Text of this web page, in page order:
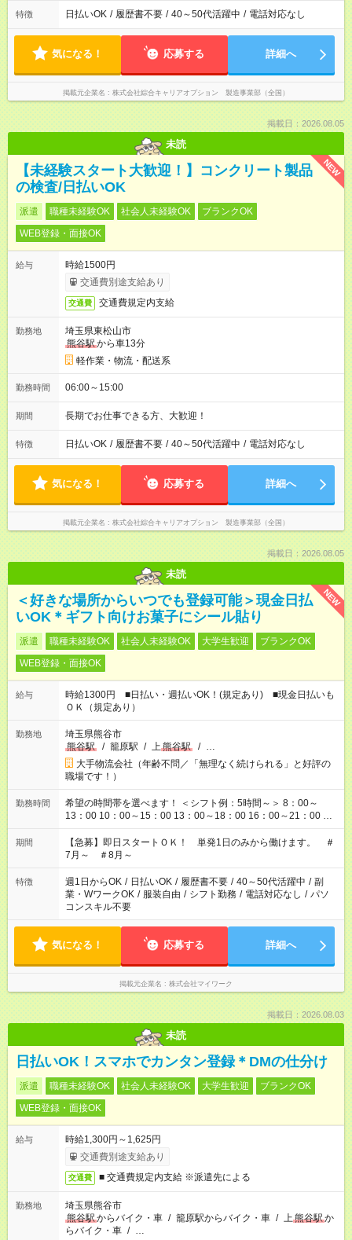
特徴 日払いOK / 履歴書不要 / 40～50代活躍中 / 電話対応なし
気になる！ 応募する 詳細へ
掲載元企業名 株式会社綜合キャリアオプション 製造事業部（全国）
掲載日：2026.08.05
未読
NEW
【未経験スタート大歓迎！】コンクリート製品
の検査/日払いOK
派遣 職種未経験OK 社会人未経験OK
ブランクOK
WEB登録・面接OK
給与
時給1500円
交通費別途支給あり
交通費 交通費規定内支給
勤務地
埼玉県東松山市
熊谷駅から車13分
軽作業・物流・配送系
勤務時間 06:00～15:00
期間 長期でお仕事できる方、大歓迎！
特徴 日払いOK / 履歴書不要 / 40～50代活躍中 / 電話対応なし
気になる！ 応募する 詳細へ
掲載元企業名 株式会社綜合キャリアオプション 製造事業部（全国）
掲載日：2026.08.05
未読
NEW
＜好きな場所からいつでも登録可能＞現金日払
いOK＊ギフト向けお菓子にシール貼り
派遣 職種未経験OK 社会人未経験OK 大学生歓迎
ブランクOK
WEB登録・面接OK
給与
時給1300円 ■日払い・週払いOK！(規定あり) ■現金日払いも
ＯＫ（規定あり）
勤務地
埼玉県熊谷市
熊谷駅
/ 籠原駅 / 上熊谷駅 / …
大手物流会社（年齢不問／「無理なく続けられる」と好評の
職場です！）
勤務時間
希望の時間帯を選べます！ ＜シフト例：5時間～＞ 8：00～
13：00 10：00～15：00 13：00～18：00 16：00～21：00 ＜
シフト例：8時間～＞ ・10：00～19：00 ・13：00～22：00 ・
22：00～翌6：00 など！是非ご希望をお聞かせください！
期間
【急募】即日スタートＯＫ！ 単発1日のみから働けます。 ＃
7月～ ＃8月～
特徴 週1日からOK / 日払いOK / 履歴書不要 / 40～50代活躍中 / 副
業・WワークOK / 服装自由 / シフト勤務 / 電話対応なし / パソ
コンスキル不要
気になる！ 応募する 詳細へ
掲載元企業名 株式会社マイワーク
掲載日：2026.08.03
未読
日払いOK！スマホでカンタン登録＊DMの仕分け
派遣 職種未経験OK 社会人未経験OK 大学生歓迎
ブランクOK
WEB登録・面接OK
給与
時給1,300円～1,625円
交通費別途支給あり
交通費 ■ 交通費規定内支給 ※派遣先による
勤務地
埼玉県熊谷市
熊谷駅からバイク・車 / 籠原駅からバイク・車 / 上熊谷駅か
らバイク・車 / …